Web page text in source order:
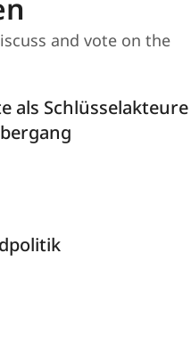
and vote on the
als Schlüsselakteure